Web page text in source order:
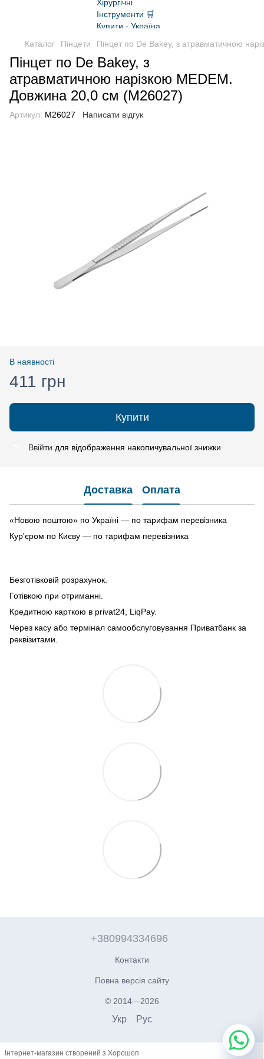
Каталог Пінцети Пінцет по De Bakey, з атравматичною
Пінцет по De Bakey, з
атравматичною нарізкою MEDEM.
Довжина 20,0 см (M26027)
Артикул: M26027 Написати відгук
В наявності
411 грн
Купити
Ввійти для відображення накопичувальної знижки
Доставка Оплата
«Новою поштою» по Україні — по тарифам перевізника
Кур'єром по Києву — по тарифам перевізника
Безготівковій розрахунок.
Готівкою при отриманні.
Кредитною карткою в privat24, LiqPay.
Через касу або термінал самообслуговування Приватбанк за
реквізитами.
+380994334696
Контакти
Повна версія сайту
© 2014—2026
Укр Рус
Інтернет-магазин створений з Хорошоп